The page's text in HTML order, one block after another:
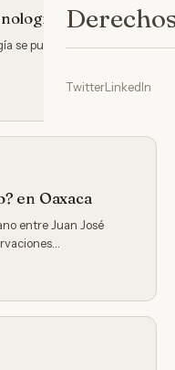
TwitterLinkedIn
se puede hacer de
en Oaxaca
entre Juan José